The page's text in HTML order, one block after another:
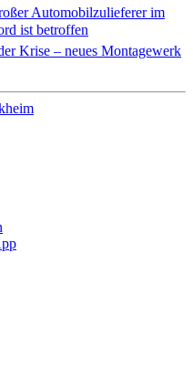
Automobilzulieferer im
ist betroffen
Krise – neues Montagewerk